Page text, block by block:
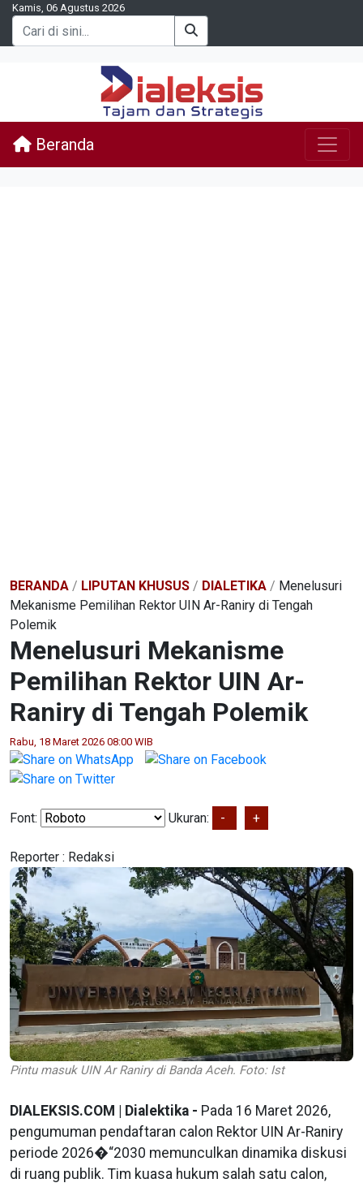
Kamis, 06 Agustus 2026
Beranda
BERANDA / LIPUTAN KHUSUS / DIALETIKA / Menelusuri
Mekanisme Pemilihan Rektor UIN Ar-Raniry di Tengah
Polemik
Menelusuri Mekanisme
Pemilihan Rektor UIN Ar-
Raniry di Tengah Polemik
Rabu, 18 Maret 2026 08:00 WIB
Font: Ukuran: - +
Reporter : Redaksi
Pintu masuk UIN Ar Raniry di Banda Aceh. Foto: Ist
DIALEKSIS.COM | Dialektika - Pada 16 Maret 2026,
pengumuman pendaftaran calon Rektor UIN Ar-Raniry
periode 2026�“2030 memunculkan dinamika diskusi
di ruang publik. Tim kuasa hukum salah satu calon,